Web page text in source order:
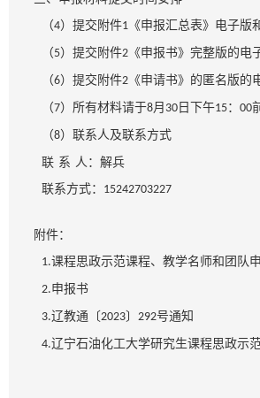
（4）提交附件1 《申报汇总表》电子版
（5）提交附件2 《申报书》完整版的电
（6）提交附件2 《申请书》的匿名版的
（7）所有材料请于8月 30 日下午15： 00
（8）联系人及联系方式
联 系 人： 解兵
联系方式： 15242703227
附件：
1.课程思政示范课程、教学名师和团队
2. 申报书
3.辽教通〔2023〕 292号通知
4.辽宁石油化工大学研究生课程思政示